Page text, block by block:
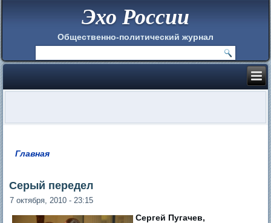
Эхо России
Общественно-политический журнал
Главная
Серый передел
7 октября, 2010 - 23:15
Сергей Пугачев,